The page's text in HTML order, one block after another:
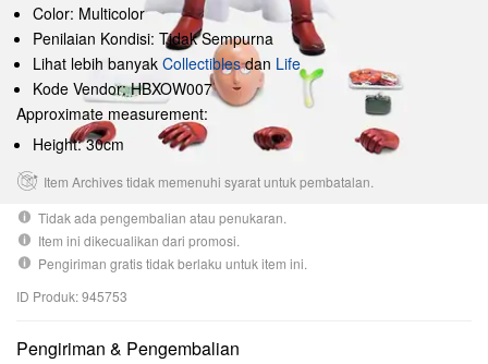
Color: Multicolor
Penilaian Kondisi: Tidak Sempurna
Lihat lebih banyak Collectiblesdan Life
Kode Vendor: HBXOW007
Approximate measurement:
Height: 30cm
Item Archives tidak memenuhi syarat untuk pembatalan.
Tidak ada pengembalian atau penukaran.
Item ini dikecualikan dari promosi.
Pengiriman gratis tidak berlaku untuk item ini.
ID Produk: 945753
Pengiriman & Pengembalian